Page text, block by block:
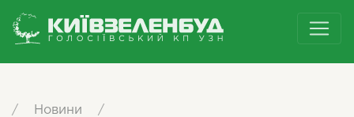
/ Новини /